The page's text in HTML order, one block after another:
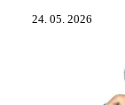
24. 05. 2026